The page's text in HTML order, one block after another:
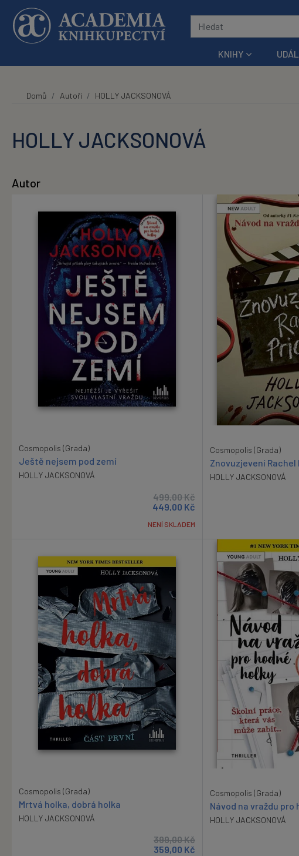
Přeskočit na hlavní obsah
KNIHY
Domů Autoři HOLLY JACKSONOVÁ
HOLLY JACKSONOVÁ
Autor
Cosmopolis (Grada)
Ještě nejsem pod zemí
HOLLY JACKSONOVÁ
499,00Kč
449,00 Kč
NENÍ SKLADEM
Cosmopolis (Grada)
Znovuzjevení Rachel
HOLLY JACKSONOVÁ
Cosmopolis (Grada)
Mrtvá holka, dobrá holka
HOLLY JACKSONOVÁ
399,00Kč
359,00 Kč
Cosmopolis (Grada)
Návod na vraždu pro
HOLLY JACKSONOVÁ